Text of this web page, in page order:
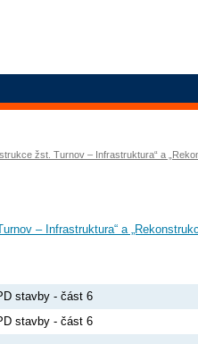
žst. Turnov – Infrastruktura“ a
– Infrastruktura“ a
stavby - část 6
stavby - část 6